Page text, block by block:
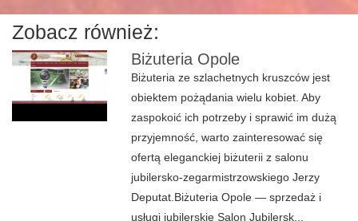
Zobacz również:
Biżuteria Opole
Biżuteria ze szlachetnych kruszców jest
obiektem pożądania wielu kobiet. Aby
zaspokoić ich potrzeby i sprawić im dużą
przyjemność, warto zainteresować się
ofertą eleganckiej biżuterii z salonu
jubilersko-zegarmistrzowskiego Jerzy
Deputat.Biżuteria Opole — sprzedaż i
usługi jubilerskie Salon Jubilersk...